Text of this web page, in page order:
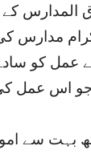
المدارس کے
کرام مدارس
عمل کو
اس عمل
بہت سے